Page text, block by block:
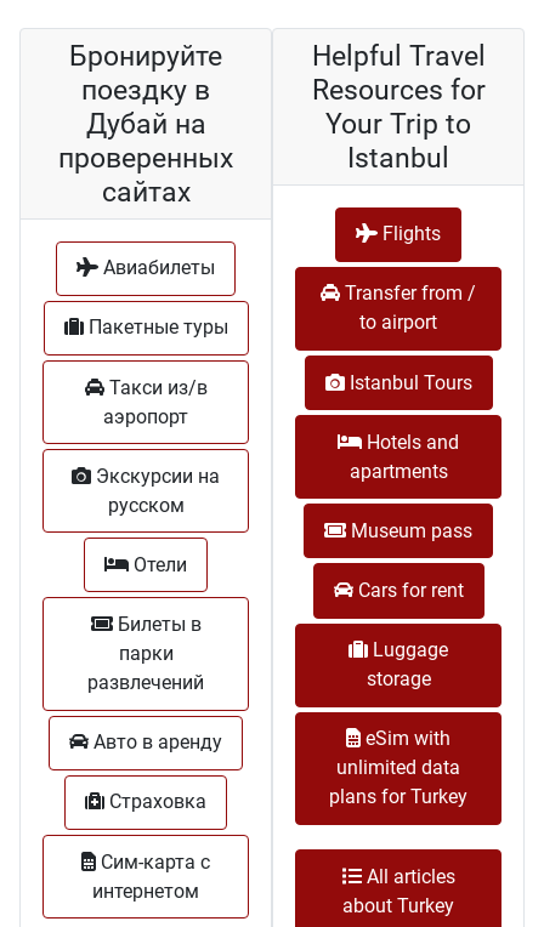
Бронируйте
поездку в
Дубай на
проверенных
сайтах
Авиабилеты
Пакетные туры
Такси из/в
аэропорт
Экскурсии на
русском
Отели
Билеты в
парки
развлечений
Авто в аренду
Cтраховка
Сим-карта с
интернетом
Helpful Travel
Resources for
Your Trip to
Istanbul
Flights
Transfer from /
to airport
Istanbul Tours
Hotels and
apartments
Museum pass
Cars for rent
Luggage
storage
eSim with
unlimited data
plans for Turkey
All articles
about Turkey